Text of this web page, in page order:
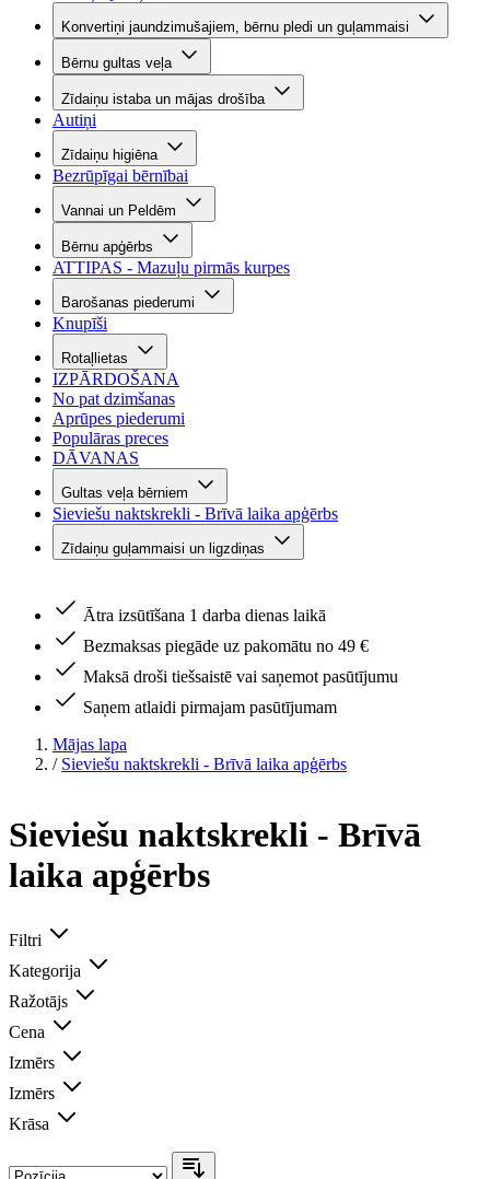
Konvertiņi jaundzimušajiem, bērnu pledi un guļammaisi
Bērnu gultas veļa
Zīdaiņu istaba un mājas drošība
Autiņi
Zīdaiņu higiēna
Bezrūpīgai bērnībai
Vannai un Peldēm
Bērnu apģērbs
ATTIPAS - Mazuļu pirmās kurpes
Barošanas piederumi
Knupīši
Rotaļlietas
IZPĀRDOŠANA
No pat dzimšanas
Aprūpes piederumi
Populāras preces
DĀVANAS
Gultas veļa bērniem
Sieviešu naktskrekli - Brīvā laika apģērbs
Zīdaiņu guļammaisi un ligzdiņas
Ātra izsūtīšana 1 darba dienas laikā
Bezmaksas piegāde uz pakomātu no 49 €
Maksā droši tiešsaistē vai saņemot pasūtījumu
Saņem atlaidi pirmajam pasūtījumam
Mājas lapa
/ Sieviešu naktskrekli - Brīvā laika apģērbs
Sieviešu naktskrekli - Brīvā
laika apģērbs
Filtri
Kategorija
Ražotājs
Cena
Izmērs
Izmērs
Krāsa